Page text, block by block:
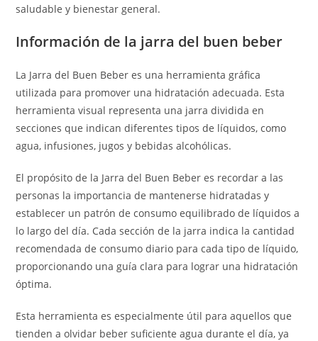
saludable y bienestar general.
Información de la jarra del buen beber
La Jarra del Buen Beber es una herramienta gráfica
utilizada para promover una hidratación adecuada. Esta
herramienta visual representa una jarra dividida en
secciones que indican diferentes tipos de líquidos, como
agua, infusiones, jugos y bebidas alcohólicas.
El propósito de la Jarra del Buen Beber es recordar a las
personas la importancia de mantenerse hidratadas y
establecer un patrón de consumo equilibrado de líquidos a
lo largo del día. Cada sección de la jarra indica la cantidad
recomendada de consumo diario para cada tipo de líquido,
proporcionando una guía clara para lograr una hidratación
óptima.
Esta herramienta es especialmente útil para aquellos que
tienden a olvidar beber suficiente agua durante el día, ya